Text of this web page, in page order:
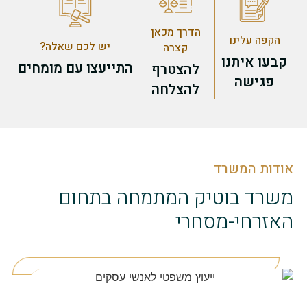
הדרך מכאן
קצרה
להצטרף
להצלחה
יש לכם שאלה?
התייעצו עם מומחים
הקפה עלינו
קבעו איתנו
פגישה
אודות המשרד
משרד בוטיק המתמחה בתחום
האזרחי-מסחרי